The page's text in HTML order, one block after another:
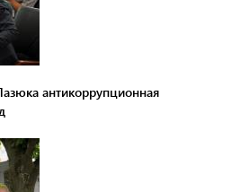
антикоррупционная